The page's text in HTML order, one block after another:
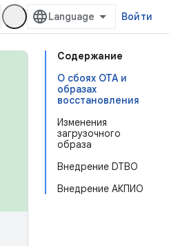
Войти
Содержание
О сбоях OTA и
образах
восстановления
Изменения
загрузочного
образа
Внедрение DTBO
Внедрение АКПИО